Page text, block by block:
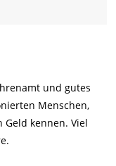
und gutes
Menschen,
kennen. Viel